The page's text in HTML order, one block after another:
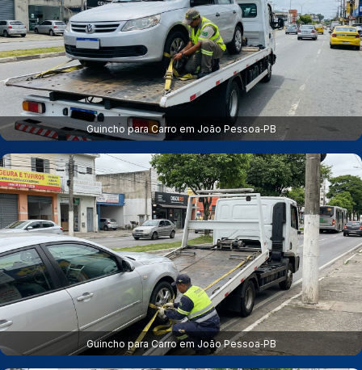
Guincho para Carro em João Pessoa‑PB
Guincho para Carro em João Pessoa‑PB